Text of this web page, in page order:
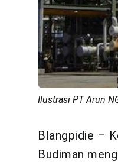
Ilustrasi PT Arun
Blangpidie –
Budiman